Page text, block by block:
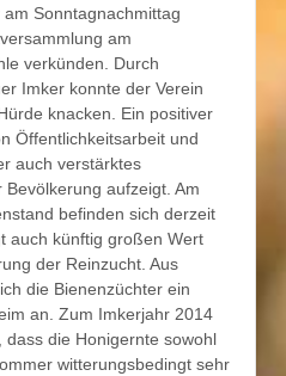
Sonntagnachmittag
am
verkünden. Durch
Imker konnte der Verein
knacken. Ein positiver
Öffentlichkeitsarbeit und
auch verstärktes
aufzeigt. Am
befinden sich derzeit
auch künftig großen Wert
der Reinzucht. Aus
die Bienenzüchter ein
an. Zum Imkerjahr 2014
die Honigernte sowohl
witterungsbedingt sehr